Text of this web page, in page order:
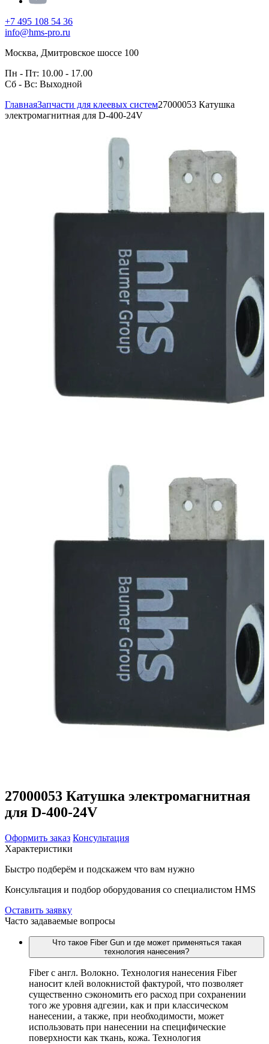
+7 495 108 54 36
info@hms-pro.ru
Москва, Дмитровское шоссе 100
Пн - Пт: 10.00 - 17.00
Сб - Вс: Выходной
ГлавнаяЗапчасти для клеевых систем27000053 Катушка
электромагнитная для D-400-24V
27000053 Катушка электромагнитная
для D-400-24V
Оформить заказ Консультация
Характеристики
Быстро подберём и подскажем что вам нужно
Консультация и подбор оборудования со специалистом HMS
Оставить заявку
Часто задаваемые вопросы
Что такое Fiber Gun и где может применяться такая
технология нанесения?
Fiber c англ. Волокно. Технология нанесения Fiber
наносит клей волокнистой фактурой, что позволяет
существенно сэкономить его расход при сохранении
того же уровня адгезии, как и при классическом
нанесении, а также, при необходимости, может
использовать при нанесении на специфические
поверхности как ткань, кожа. Технология